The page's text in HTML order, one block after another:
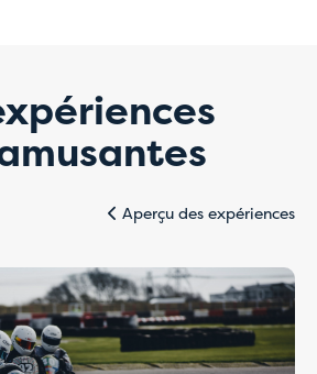
Aperçu des expériences
en
directement auprès de
se feront un plaisir de vous
à ce que votre réservation
et correctement.